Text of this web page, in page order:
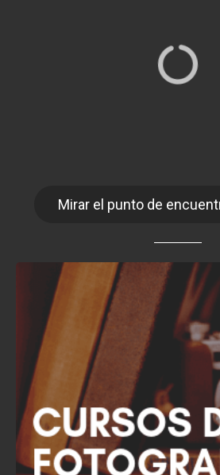
Mirar el punto de